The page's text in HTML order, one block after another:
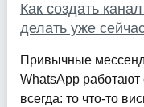
Как создать
делать уже
Привычные
WhatsApp работают
всегда: то что-то